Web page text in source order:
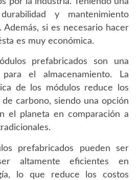
y mantenimiento
si es necesario hacer
es muy económica.
prefabricados son una
el almacenamiento. La
de los módulos reduce los
carbono, siendo una opción
el planeta en comparación a
prefabricados pueden ser
altamente eficientes en
lo que reduce los costos